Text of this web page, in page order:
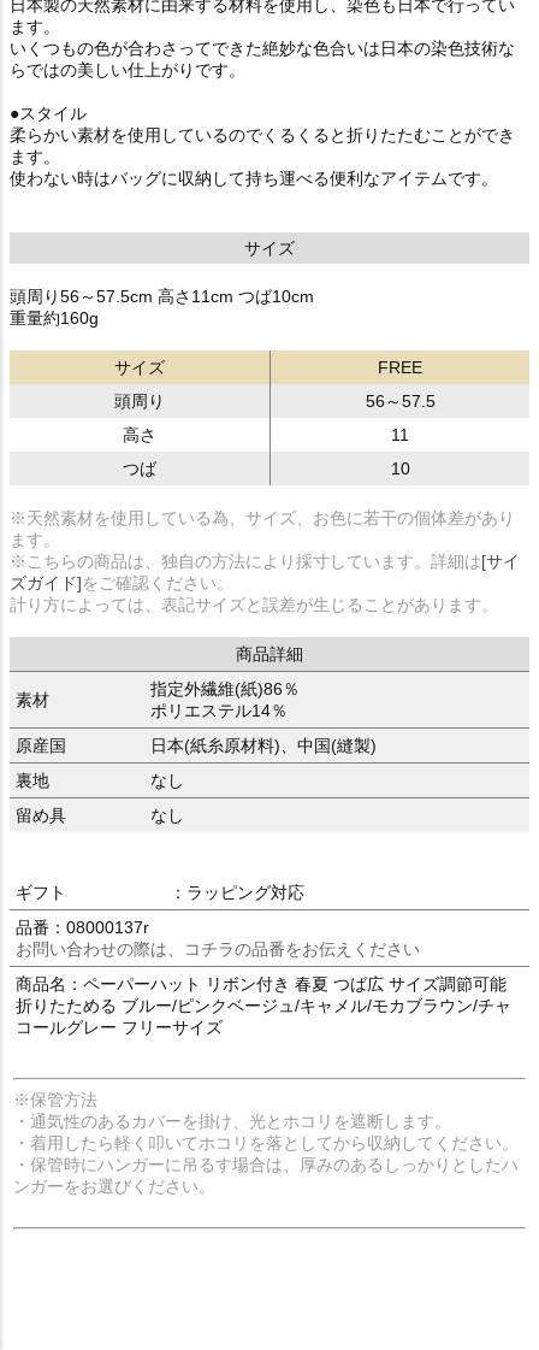
日本製の天然素材に由来する材料を使用し、染色も日本で行ってい
ます。
いくつもの色が合わさってできた絶妙な色合いは日本の染色技術な
らではの美しい仕上がりです。
●スタイル
柔らかい素材を使用しているのでくるくると折りたたむことができ
ます。
使わない時はバッグに収納して持ち運べる便利なアイテムです。
サイズ
頭周り56～57.5cm 高さ11cm つば10cm
重量約160g
サイズ
FREE
頭周り
56～57.5
高さ
11
つば
10
※天然素材を使用している為、サイズ、お色に若干の個体差があり
ます。
※こちらの商品は、独自の方法により採寸しています。詳細は[サイ
ズガイド]をご確認ください。
計り方によっては、表記サイズと誤差が生じることがあります。
商品詳細
素材
指定外繊維(紙)86％
ポリエステル14％
原産国
日本(紙糸原材料)、中国(縫製)
裏地
なし
留め具
なし
ギフト
：ラッピング対応
品番：08000137r
お問い合わせの際は、コチラの品番をお伝えください
商品名：ペーパーハット リボン付き 春夏 つば広 サイズ調節可能
折りたためる ブルー/ピンクベージュ/キャメル/モカブラウン/チャ
コールグレー フリーサイズ
※保管方法
・通気性のあるカバーを掛け、光とホコリを遮断します。
・着用したら軽く叩いてホコリを落としてから収納してください。
・保管時にハンガーに吊るす場合は、厚みのあるしっかりとしたハ
ンガーをお選びください。